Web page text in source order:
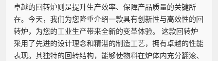
卓越的回转炉则是提升生产效率、保障产品质量的关键所
在。今天，我们为您隆重介绍一款具有创新性与高效性的回
转炉，为您的工业生产带来全新的变革体验。 这款回转炉
采用了先进的设计理念和精湛的制造工艺，拥有卓越的性能
表现。其独特的回转结构，能够使物料在炉体内充分翻滚、